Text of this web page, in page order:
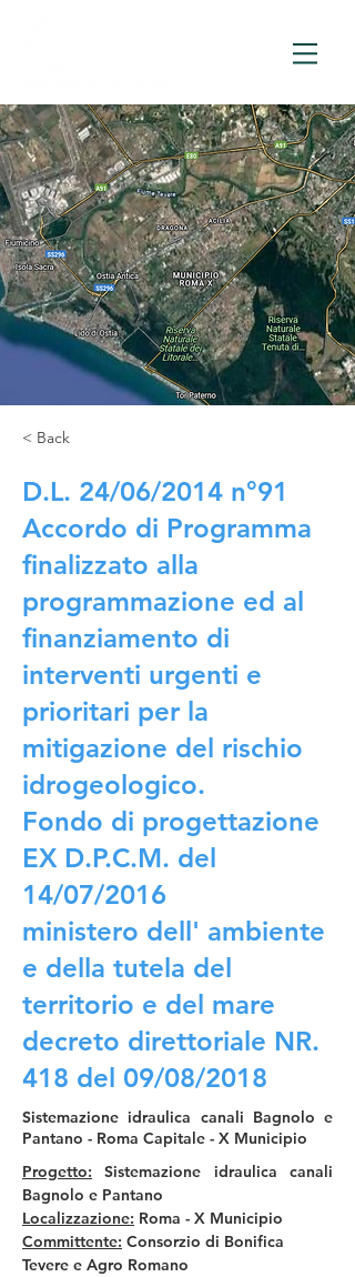
< Back
D.L. 24/06/2014 n°91
Accordo di Programma
finalizzato alla
programmazione ed al
finanziamento di
interventi urgenti e
prioritari per la
mitigazione del rischio
idrogeologico.
Fondo di progettazione
EX D.P.C.M. del
14/07/2016
ministero dell' ambiente
e della tutela del
territorio e del mare
decreto direttoriale NR.
418 del 09/08/2018
Sistemazione idraulica canali Bagnolo e
Pantano - Roma Capitale - X Municipio
Progetto: Sistemazione idraulica canali
Bagnolo e Pantano
Localizzazione: Roma - X Municipio
Committente: Consorzio di Bonifica
Tevere e Agro Romano